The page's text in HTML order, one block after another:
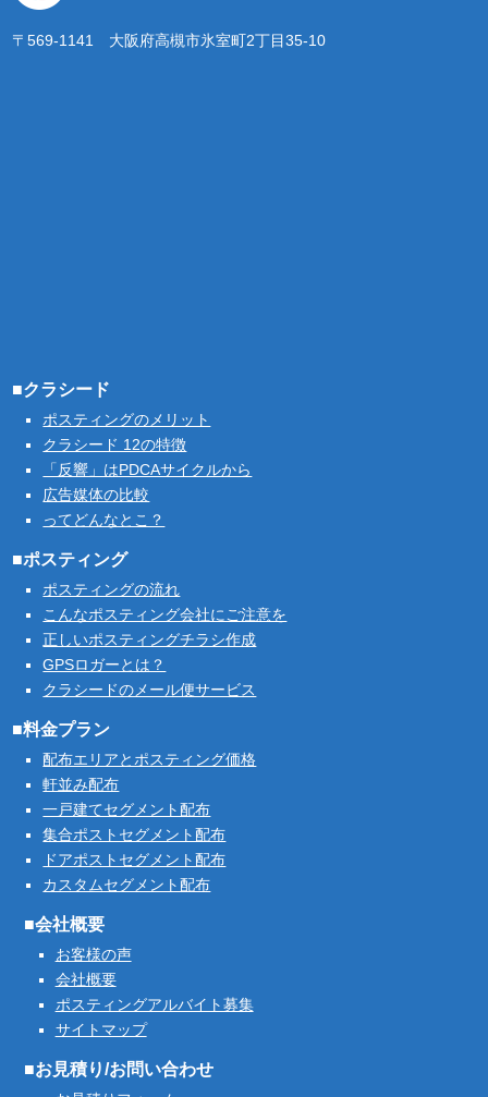
〒569-1141 大阪府高槻市氷室町2丁目35-10
■クラシード
ポスティングのメリット
クラシード 12の特徴
「反響」はPDCAサイクルから
広告媒体の比較
ってどんなとこ？
■ポスティング
ポスティングの流れ
こんなポスティング会社にご注意を
正しいポスティングチラシ作成
GPSロガーとは？
クラシードのメール便サービス
■料金プラン
配布エリアとポスティング価格
軒並み配布
一戸建てセグメント配布
集合ポストセグメント配布
ドアポストセグメント配布
カスタムセグメント配布
■会社概要
お客様の声
会社概要
ポスティングアルバイト募集
サイトマップ
■お見積り/お問い合わせ